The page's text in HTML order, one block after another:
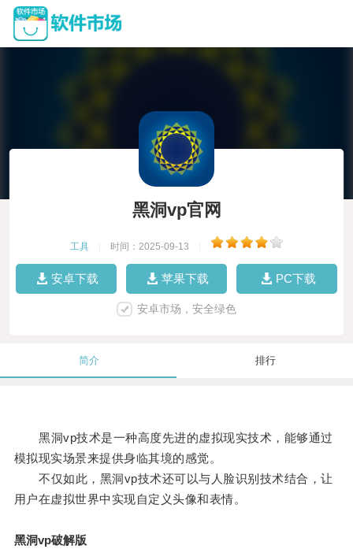
黑洞vp官网
工具 时间：2025-09-13
安卓下载 苹果下载 PC下载
安卓市场，安全绿色
简介 排行
黑洞vp技术是一种高度先进的虚拟现实技术，能够通过
模拟现实场景来提供身临其境的感觉。
不仅如此，黑洞vp技术还可以与人脸识别技术结合，让
用户在虚拟世界中实现自定义头像和表情。
黑洞vp破解版